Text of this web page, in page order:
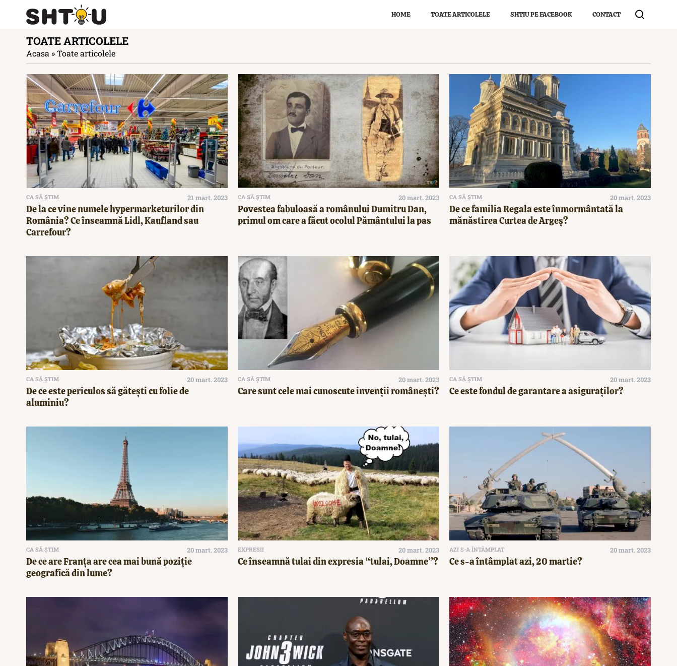
HOME TOATE ARTICOLELE SHTIU PE FACEBOOK CONTACT
TOATE ARTICOLELE
Acasa »Toate articolele
CA SĂ ȘTIM 21 mart. 2023
De la ce vine numele hypermarketurilor din
România? Ce înseamnă Lidl, Kaufland sau
Carrefour?
CA SĂ ȘTIM 20 mart. 2023
Povestea fabuloasă a românului Dumitru Dan,
primul om care a făcut ocolul Pământului la pas
CA SĂ ȘTIM 20 mart. 2023
De ce familia Regala este înmormântată la
mănăstirea Curtea de Argeș?
CA SĂ ȘTIM 20 mart. 2023
De ce este periculos să gătești cu folie de
aluminiu?
CA SĂ ȘTIM 20 mart. 2023
Care sunt cele mai cunoscute invenții românești?
CA SĂ ȘTIM 20 mart. 2023
Ce este fondul de garantare a asiguraților?
CA SĂ ȘTIM 20 mart. 2023
De ce are Franța are cea mai bună poziție
geografică din lume?
EXPRESII 20 mart. 2023
Ce înseamnă tulai din expresia “tulai, Doamne”?
AZI S-A ÎNTÂMPLAT 20 mart. 2023
Ce s-a întâmplat azi, 20 martie?